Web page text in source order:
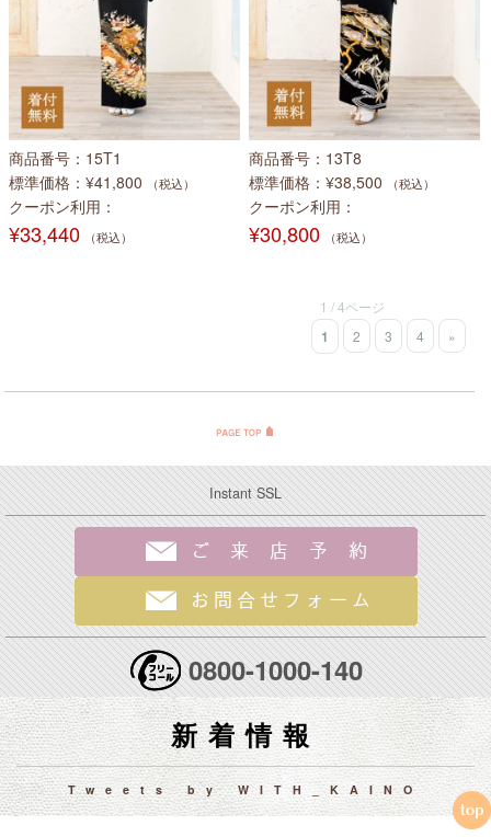
商品番号
15T1
標準価格
¥41,800 （税込）
クーポン利用
¥33,440 （税込）
商品番号
13T8
標準価格
¥38,500 （税込）
クーポン利用
¥30,800 （税込）
1 / 4ページ
1 2 3 4 »
Instant SSL
0800-1000-140
新着情報
Tweets by WITH_KAINO